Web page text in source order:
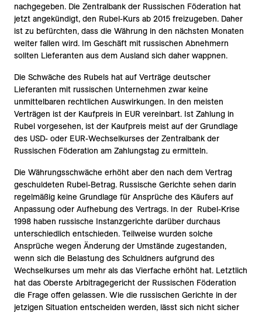
nachgegeben. Die Zentralbank der Russischen Föderation hat
jetzt angekündigt, den Rubel-Kurs ab 2015 freizugeben. Daher
ist zu befürchten, dass die Währung in den nächsten Monaten
weiter fallen wird. Im Geschäft mit russischen Abnehmern
sollten Lieferanten aus dem Ausland sich daher wappnen.
Die Schwäche des Rubels hat auf Verträge deutscher
Lieferanten mit russischen Unternehmen zwar keine
unmittelbaren rechtlichen Auswirkungen. In den meisten
Verträgen ist der Kaufpreis in EUR vereinbart. Ist Zahlung in
Rubel vorgesehen, ist der Kaufpreis meist auf der Grundlage
des USD- oder EUR-Wechselkurses der Zentralbank der
Russischen Föderation am Zahlungstag zu ermitteln.
Die Währungsschwäche erhöht aber den nach dem Vertrag
geschuldeten Rubel-Betrag. Russische Gerichte sehen darin
regelmäßig keine Grundlage für Ansprüche des Käufers auf
Anpassung oder Aufhebung des Vertrags. In der Rubel-Krise
1998 haben russische Instanzgerichte darüber durchaus
unterschiedlich entschieden. Teilweise wurden solche
Ansprüche wegen Änderung der Umstände zugestanden,
wenn sich die Belastung des Schuldners aufgrund des
Wechselkurses um mehr als das Vierfache erhöht hat. Letztlich
hat das Oberste Arbitragegericht der Russischen Föderation
die Frage offen gelassen. Wie die russischen Gerichte in der
jetzigen Situation entscheiden werden, lässt sich nicht sicher